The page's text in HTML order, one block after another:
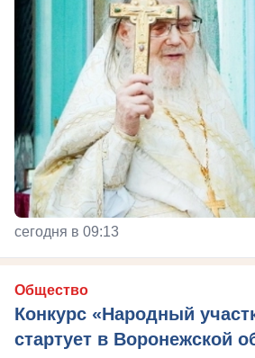
сегодня в 09:13
Общество
Конкурс «Народный
стартует в Воронежской